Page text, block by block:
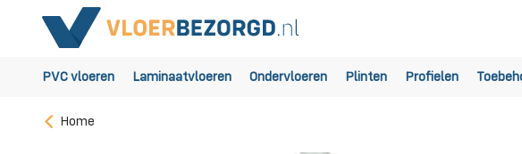
PVC vloeren Laminaatvloeren Ondervloeren Plinten Profielen
Home